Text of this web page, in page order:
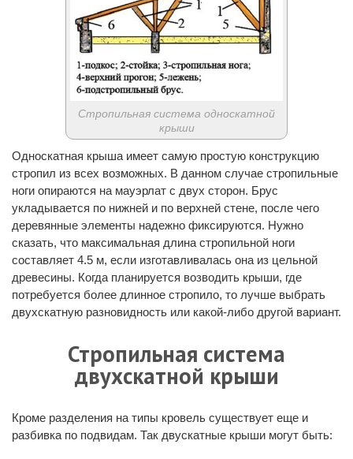
Стропильная система односкатной
крыши
Односкатная крыша имеет самую простую конструкцию
стропил из всех возможных. В данном случае стропильные
ноги опираются на мауэрлат с двух сторон. Брус
укладывается по нижней и по верхней стене, после чего
деревянные элементы надежно фиксируются. Нужно
сказать, что максимальная длина стропильной ноги
составляет 4.5 м, если изготавливалась она из цельной
древесины. Когда планируется возводить крыши, где
потребуется более длинное стропило, то лучше выбрать
двухскатную разновидность или какой-либо другой вариант.
Стропильная система
двухскатной крыши
Кроме разделения на типы кровель существует еще и
разбивка по подвидам. Так двускатные крыши могут быть: